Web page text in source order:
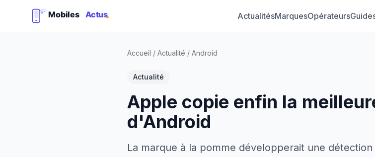
ActualitésMarquesOpérateurs
Accueil / Actualité / Android
Actualité
Apple copie enfin la
d'Android
La marque à la pomme développerait une